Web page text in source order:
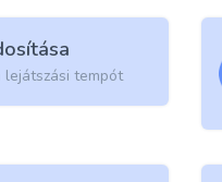
tempót